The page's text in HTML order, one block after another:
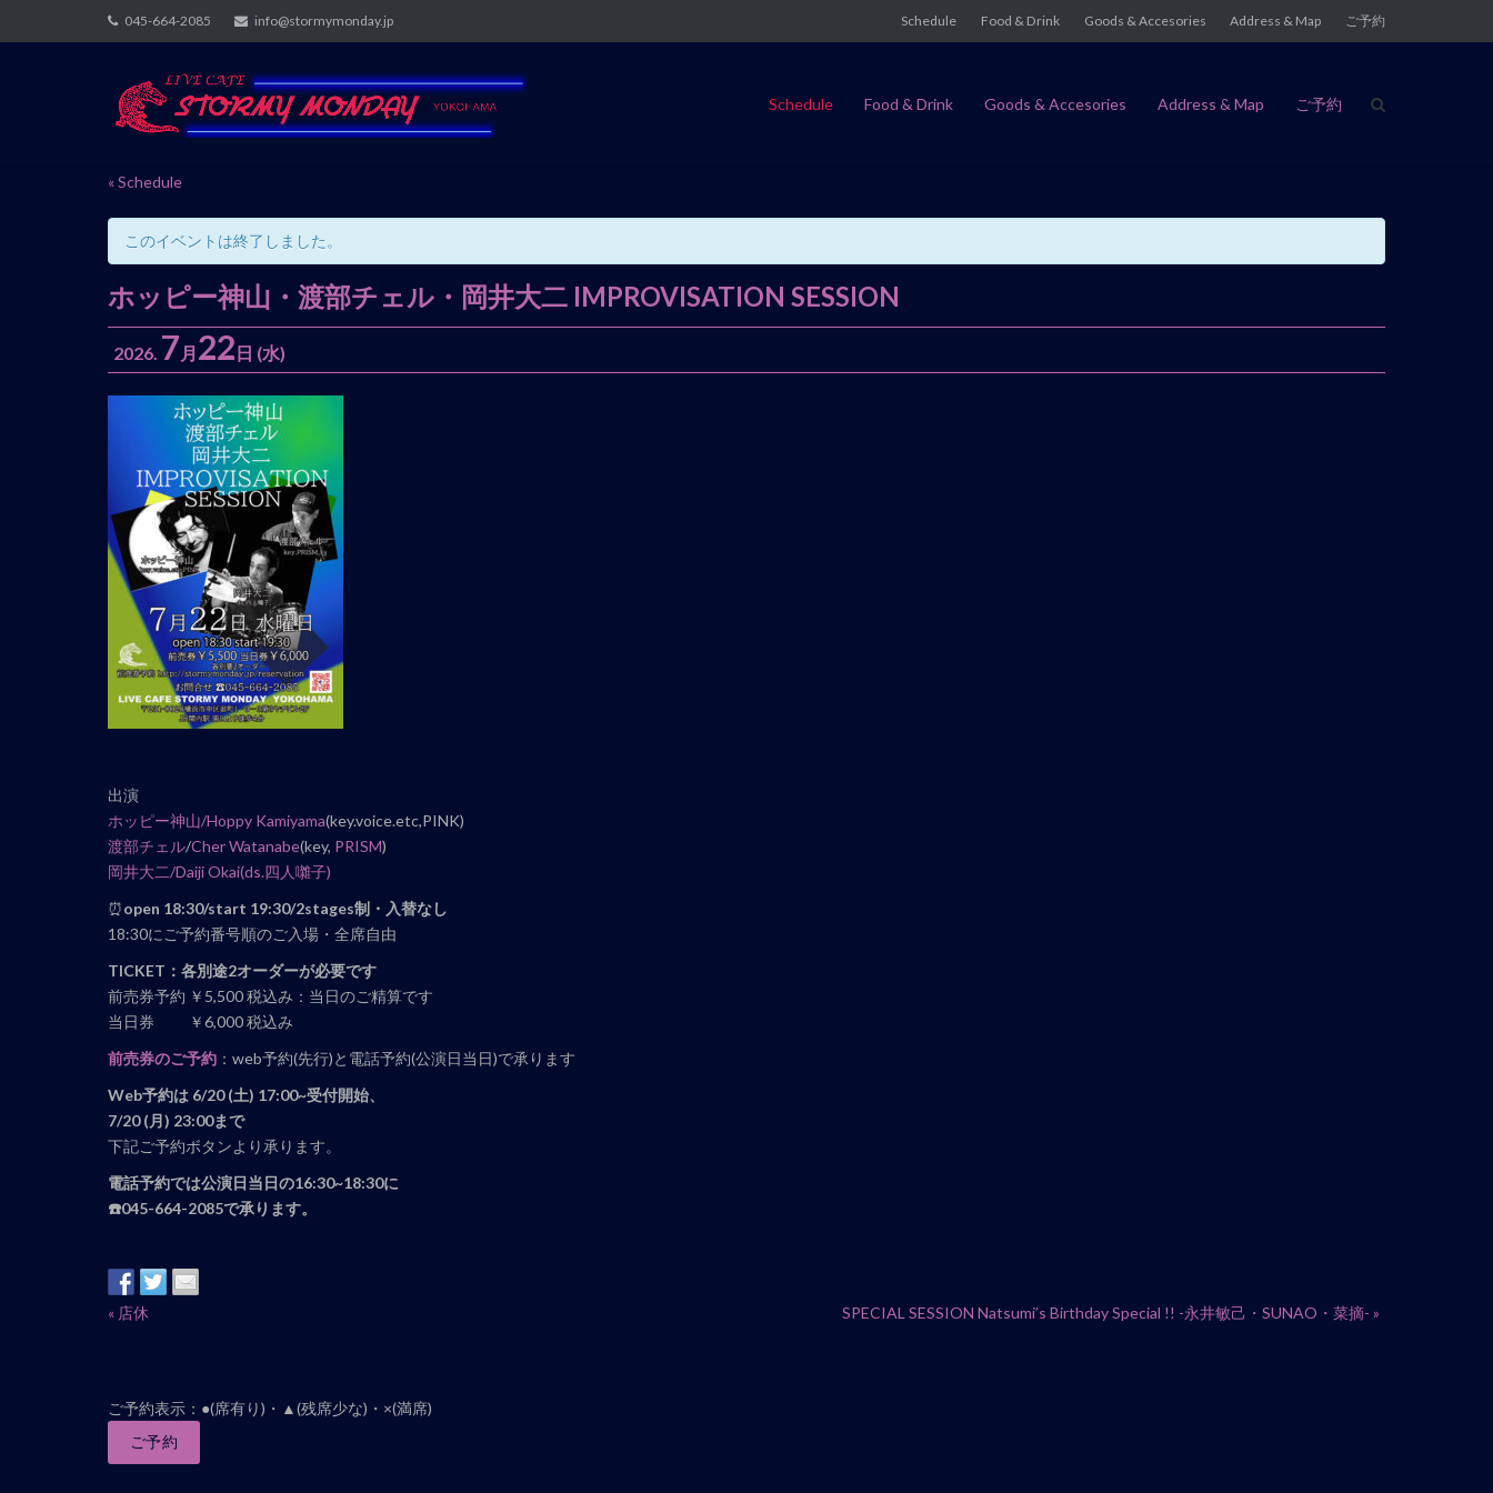
to
045-664-2085 info@stormymonday.jp Schedule Food & Drink Goods & Accesories Address & Map ご予約
Schedule Food & Drink Goods & Accesories Address & Map ご予約
« Schedule
このイベントは終了しました。
ホッピー神山・渡部チェル・岡井大二 IMPROVISATION SESSION
2026. 7 月 22 日 (水)
ナ
ビ
ゲ
ー
ョ
ン
出演
ホッピー神山/Hoppy Kamiyama(key.voice.etc,PINK)
渡部チェル/Cher Watanabe(key, PRISM)
岡井大二/Daiji Okai(ds.四人囃子)
⏰open 18:30/start 19:30/2stages制・入替なし
18:30にご予約番号順のご入場・全席自由
TICKET：各別途2オーダーが必要です
前売券予約 ￥5,500 税込み：当日のご精算です
当日券 ￥6,000 税込み
前売券のご予約：web予約(先行)と電話予約(公演日当日)で承ります
Web予約は 6/20 (土) 17:00~受付開始、
7/20 (月) 23:00まで
下記ご予約ボタンより承ります。
電話予約では公演日当日の16:30~18:30に
☎️045-664-2085で承ります。
イ
ト
ナ
«店休 SPECIAL SESSION Natsumi’s Birthday Special !! -永井敏己・SUNAO・菜摘-»
ご予約表示：●(席有り)・▲(残席少な)・×(満席)
ご予約